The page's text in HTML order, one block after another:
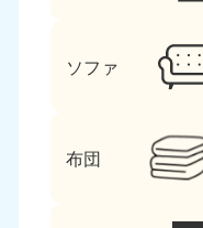
ソファ
布団